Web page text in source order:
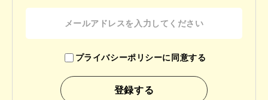
プライバシーポリシーに同意する